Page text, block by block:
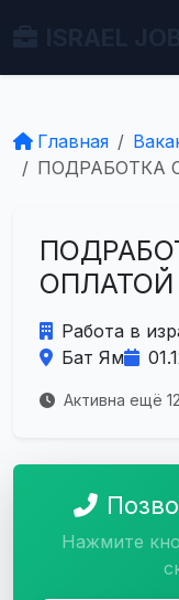
Главная
ПОДРАБОТКА
ОПЛАТОЙ
Работа в
Бат Ям
Активна ещё
Нажмите